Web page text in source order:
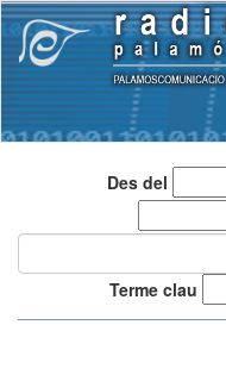
Des del
Terme clau